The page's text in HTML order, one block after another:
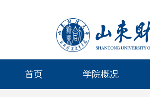
首页 学院概况